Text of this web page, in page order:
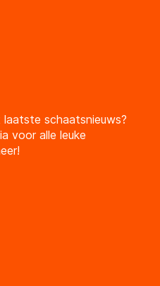
schaatsnieuws?
voor alle leuke